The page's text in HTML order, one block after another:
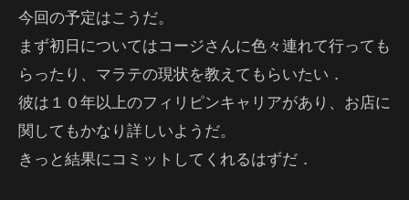
今回の予定はこうだ。
まず初日についてはコージさんに色々連れて行っても
らったり、マラテの現状を教えてもらいたい．
彼は１０年以上のフィリピンキャリアがあり、お店に
関してもかなり詳しいようだ。
きっと結果にコミットしてくれるはずだ．